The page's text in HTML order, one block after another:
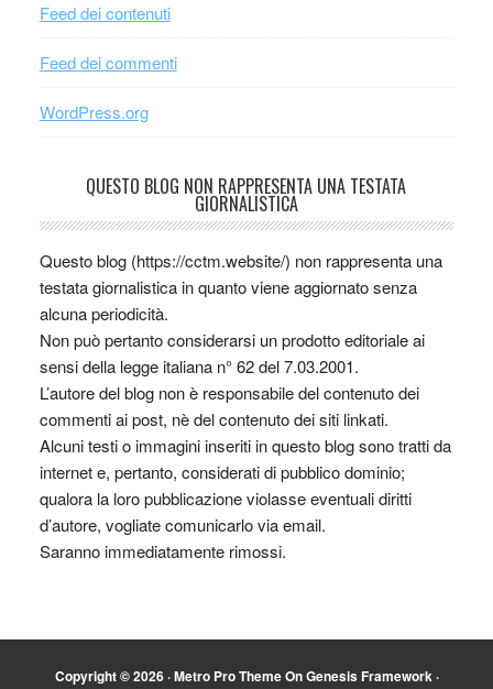
Feed dei contenuti
Feed dei commenti
WordPress.org
QUESTO BLOG NON RAPPRESENTA UNA TESTATA
GIORNALISTICA
Questo blog (https://cctm.website/) non rappresenta una
testata giornalistica in quanto viene aggiornato senza
alcuna periodicità.
Non può pertanto considerarsi un prodotto editoriale ai
sensi della legge italiana n° 62 del 7.03.2001.
L’autore del blog non è responsabile del contenuto dei
commenti ai post, nè del contenuto dei siti linkati.
Alcuni testi o immagini inseriti in questo blog sono tratti da
internet e, pertanto, considerati di pubblico dominio;
qualora la loro pubblicazione violasse eventuali diritti
d’autore, vogliate comunicarlo via email.
Saranno immediatamente rimossi.
Copyright © 2026 ·Metro Pro ThemeOnGenesis Framework·